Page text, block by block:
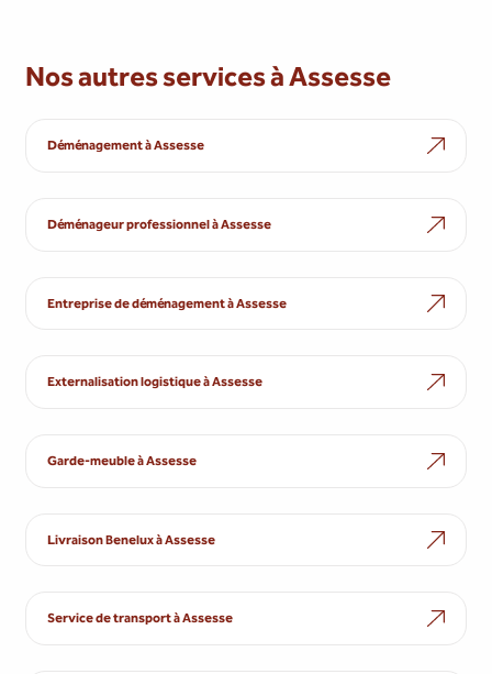
Nos autres services à Assesse
Déménagement à Assesse
Déménageur professionnel à Assesse
Entreprise de déménagement à Assesse
Externalisation logistique à Assesse
Garde-meuble à Assesse
Livraison Benelux à Assesse
Service de transport à Assesse